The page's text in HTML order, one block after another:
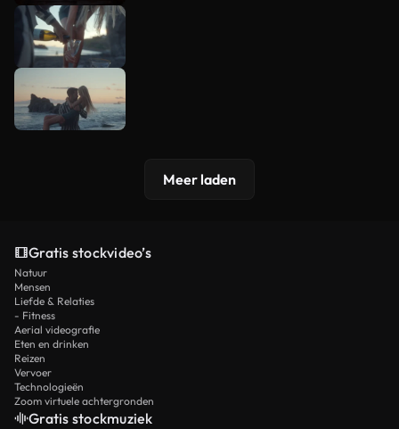
Meer laden
Gratis stockvideo’s
Natuur
Mensen
Liefde & Relaties
- Fitness
Aerial videografie
Eten en drinken
Reizen
Vervoer
Technologieën
Zoom virtuele achtergronden
Gratis stockmuziek